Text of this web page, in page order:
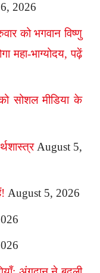
2026
को भगवान विष्णु
महा-भाग्योदय, पढ़ें
सोशल मीडिया के
August 5,
August 5, 2026